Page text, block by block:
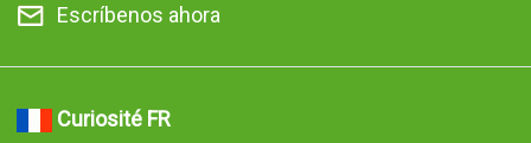
Escríbenos ahora
Curiosité FR